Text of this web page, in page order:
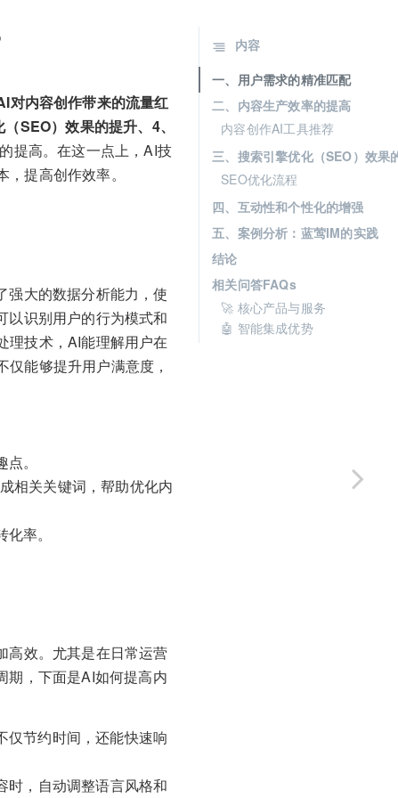
对内容创作带来的流量红
SEO）效果的提升、4、
提高。在这一点上，AI技
提高创作效率。
强大的数据分析能力，使
以识别用户的行为模式和
理技术，AI能理解用户在
能够提升用户满意度，
。
相关关键词，帮助优化内
率。
高效。尤其是在日常运营
期，下面是AI如何提高内
仅节约时间，还能快速响
时，自动调整语言风格和
内容
一、用户需求的精准匹配
二、内容生产效率的提高
内容创作AI工具推荐
三、搜索引擎优化（SEO）效果
SEO优化流程
四、互动性和个性化的增强
五、案例分析：蓝莺IM的实践
结论
相关问答FAQs
🚀 核心产品与服务
🤖 智能集成优势